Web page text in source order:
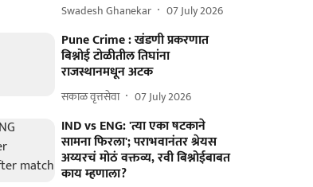
Swadesh Ghanekar 07 July 2026
Pune Crime : खंडणी प्रकरणात
बिश्नोई टोळीतील तिघांना
राजस्थानमधून अटक
सकाळ वृत्तसेवा 07 July 2026
IND vs ENG: 'त्या एका षटकाने
सामना फिरला'; पराभवानंतर श्रेयस
अय्यरचं मोठं वक्तव्य, रवी बिश्नोईबाबत
काय म्हणाला?